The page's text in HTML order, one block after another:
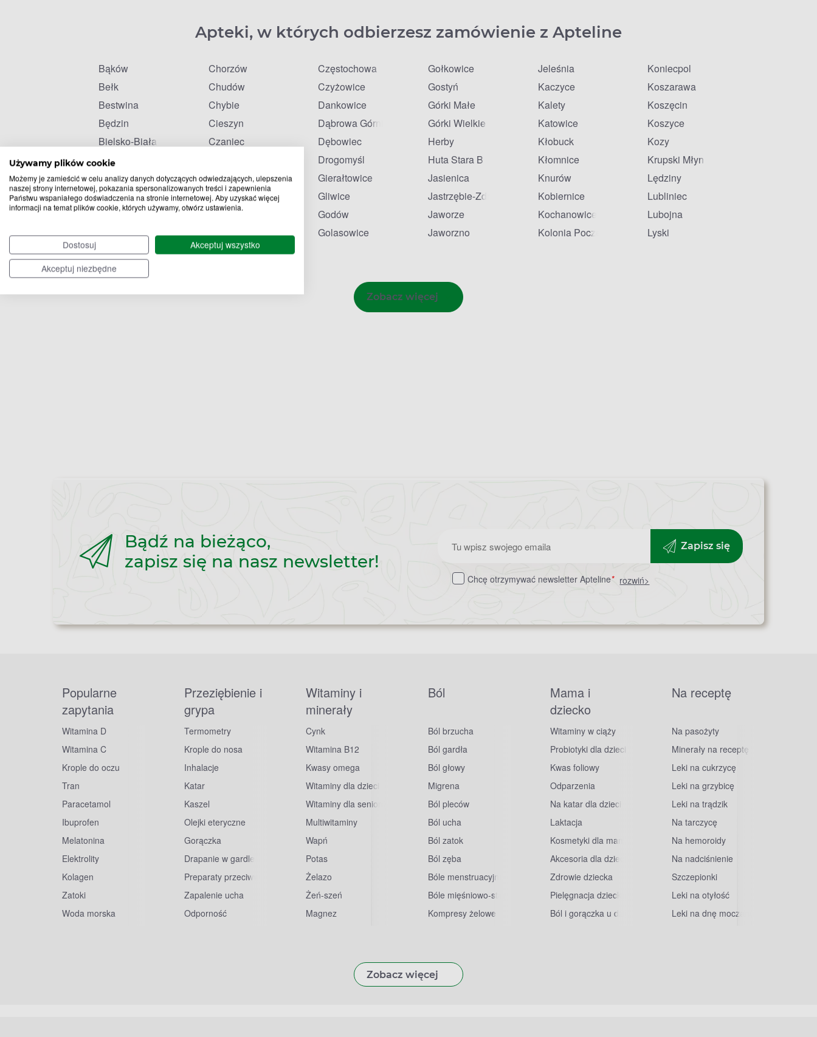
Używamy plików cookie
Możemy je zamieścić w celu analizy danych dotyczących odwiedzających, ulepszenia
naszej strony internetowej, pokazania spersonalizowanych treści i zapewnienia
Państwu wspaniałego doświadczenia na stronie internetowej. Aby uzyskać więcej
informacji na temat plików cookie, których używamy, otwórz ustawienia.
Dostosuj
Akceptuj wszystko
Akceptuj niezbędne
Apteki, w których odbierzesz zamówienie z Apteline
Bąków
Bełk
Bestwina
Będzin
Bielsko-Biała
Bieruń
Blachownia
Brenna
Brzuśnik
Bytom
Chorzów
Chudów
Chybie
Cieszyn
Czaniec
Czarny Las
Czechowice-Dziedzice
Czeladź
Czerwionka-Leszczyny
Częstochowa
Czyżowice
Dankowice
Dąbrowa Górnicza
Dębowiec
Drogomyśl
Gierałtowice
Gliwice
Godów
Golasowice
Gołkowice
Gostyń
Górki Małe
Górki Wielkie
Herby
Huta Stara B
Jasienica
Jastrzębie-Zdrój
Jaworze
Jaworzno
Jeleśnia
Kaczyce
Kalety
Katowice
Kłobuck
Kłomnice
Knurów
Kobiernice
Kochanowice
Kolonia Poczesna
Koniecpol
Koszarawa
Koszęcin
Koszyce
Kozy
Krupski Młyn
Lędziny
Lubliniec
Lubojna
Lyski
Zobacz więcej
Bądź na bieżąco,
zapisz się na nasz newsletter!
Zapisz
do
Zapisz się
Chcę otrzymywać newsletter Apteline* rozwiń>
Popularne
zapytania
Witamina D
Witamina C
Krople do oczu
Tran
Paracetamol
Ibuprofen
Melatonina
Elektrolity
Kolagen
Zatoki
Woda morska
Przeziębienie i
grypa
Termometry
Krople do nosa
Inhalacje
Katar
Kaszel
Olejki eteryczne
Gorączka
Drapanie w gardle
Preparaty przeciwwirusowe
Zapalenie ucha
Odporność
Witaminy i
minerały
Cynk
Witamina B12
Kwasy omega
Witaminy dla dzieci
Witaminy dla seniorów
Multiwitaminy
Wapń
Potas
Żelazo
Żeń-szeń
Magnez
Ból
Ból brzucha
Ból gardła
Ból głowy
Migrena
Ból pleców
Ból ucha
Ból zatok
Ból zęba
Bóle menstruacyjne
Bóle mięśniowo-stawowe
Kompresy żelowe
Mama i
dziecko
Witaminy w ciąży
Probiotyki dla dzieci
Kwas foliowy
Odparzenia
Na katar dla dzieci
Laktacja
Kosmetyki dla mam
Akcesoria dla dzieci
Zdrowie dziecka
Pielęgnacja dziecka
Ból i gorączka u dzieci
Na receptę
Na pasożyty
Minerały na receptę
Leki na cukrzycę
Leki na grzybicę
Leki na trądzik
Na tarczycę
Na hemoroidy
Na nadciśnienie
Szczepionki
Leki na otyłość
Leki na dnę moczanową
Zobacz więcej